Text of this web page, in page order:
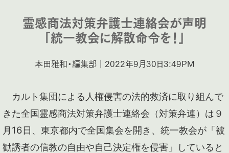
霊感商法対策弁護士連絡会が声明
「統一教会に解散命令を！」
本田雅和・編集部｜2022年9月30日3:49PM
カルト集団による人権侵害の法的救済に取り組んで
きた全国霊感商法対策弁護士連絡会（対策弁連）は９
月16日、東京都内で全国集会を開き、統一教会が「被
勧誘者の信教の自由や自己決定権を侵害」していると